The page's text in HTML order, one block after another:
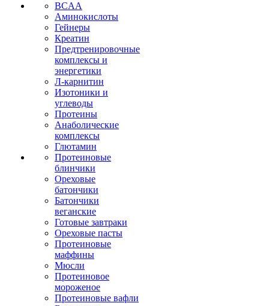
BCAA
Аминокислоты
Гейнеры
Креатин
Предтренировочные
комплексы и
энергетики
Л-карнитин
Изотоники и
углеводы
Протеины
Анаболические
комплексы
Глютамин
Протеиновые
блинчики
Ореховые
батончики
Батончики
веганские
Готовые завтраки
Ореховые пасты
Протеиновые
маффины
Мюсли
Протеиновое
мороженое
Протеиновые вафли